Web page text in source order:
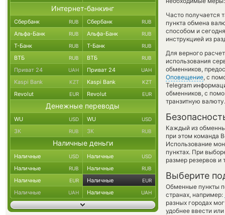
Часто получается
пункта обмена
способом и
инструкцией из
Для верного
использования
обменников,
Оповещение, с
Telegram
обменников, с
транзитную валюту.
Каждый из
при этом команда
Использование
пунктах. При
размер резервов и
Выберите
Обменные пункты
странах, например:
разных городах
удобнее ввести
Интернет-банкинг
Сбербанк RUB Сбербанк RUB
Альфа-Банк RUB Альфа-Банк RUB
Т-Банк RUB Т-Банк RUB
ВТБ RUB ВТБ RUB
Приват 24 UAH Приват 24 UAH
Kaspi Bank KZT Kaspi Bank KZT
Revolut EUR Revolut EUR
Денежные переводы
WU USD WU USD
ЗК RUB ЗК RUB
Наличные деньги
Наличные USD Наличные USD
Наличные RUB Наличные RUB
Наличные EUR Наличные EUR
Наличные UAH Наличные UAH